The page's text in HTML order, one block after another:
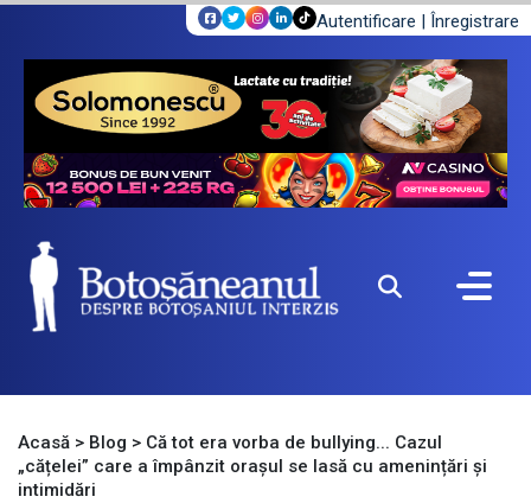
Autentificare | Înregistrare
Acasă > Blog > Că tot era vorba de bullying... Cazul
„cățelei” care a împânzit orașul se lasă cu amenințări și
intimidări